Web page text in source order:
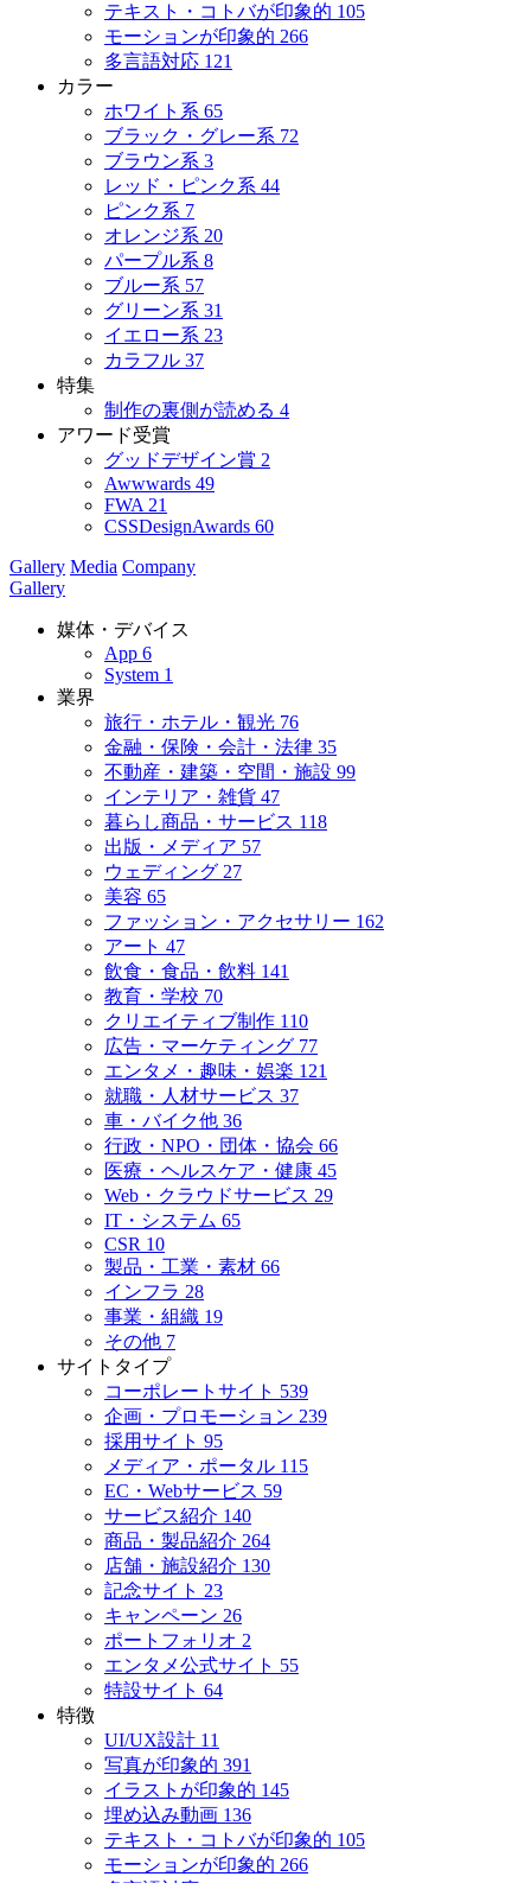
テキスト・コトバが印象的 105
モーションが印象的 266
多言語対応 121
カラー
ホワイト系 65
ブラック・グレー系 72
ブラウン系 3
レッド・ピンク系 44
ピンク系 7
オレンジ系 20
パープル系 8
ブルー系 57
グリーン系 31
イエロー系 23
カラフル 37
特集
制作の裏側が読める 4
アワード受賞
グッドデザイン賞 2
Awwwards 49
FWA 21
CSSDesignAwards 60
Gallery Media Company
Gallery
媒体・デバイス
App 6
System 1
業界
旅行・ホテル・観光 76
金融・保険・会計・法律 35
不動産・建築・空間・施設 99
インテリア・雑貨 47
暮らし商品・サービス 118
出版・メディア 57
ウェディング 27
美容 65
ファッション・アクセサリー 162
アート 47
飲食・食品・飲料 141
教育・学校 70
クリエイティブ制作 110
広告・マーケティング 77
エンタメ・趣味・娯楽 121
就職・人材サービス 37
車・バイク他 36
行政・NPO・団体・協会 66
医療・ヘルスケア・健康 45
Web・クラウドサービス 29
IT・システム 65
CSR 10
製品・工業・素材 66
インフラ 28
事業・組織 19
その他 7
サイトタイプ
コーポレートサイト 539
企画・プロモーション 239
採用サイト 95
メディア・ポータル 115
EC・Webサービス 59
サービス紹介 140
商品・製品紹介 264
店舗・施設紹介 130
記念サイト 23
キャンペーン 26
ポートフォリオ 2
エンタメ公式サイト 55
特設サイト 64
特徴
UI/UX設計 11
写真が印象的 391
イラストが印象的 145
埋め込み動画 136
テキスト・コトバが印象的 105
モーションが印象的 266